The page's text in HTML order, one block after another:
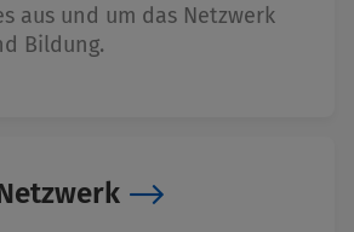
aus und um das Netzwerk
Bildung.